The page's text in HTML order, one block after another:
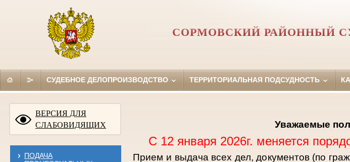
СОРМОВСКИЙ РАЙОННЫЙ
СУДЕБНОЕ ДЕЛОПРОИЗВОДСТВО ТЕРРИТОРИАЛЬНАЯ ПОДСУДНОСТЬ
ВЕРСИЯ ДЛЯ
СЛАБОВИДЯЩИХ
ПОДАЧА
Уважаемые
С 12 января 2026г. меняется
Прием и выдача всех дел, документов (по